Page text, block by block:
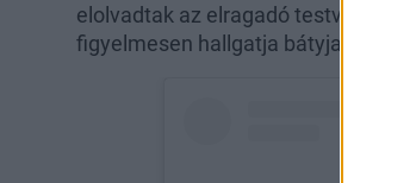
elolvadtak az elragadó testvéri
figyelmesen hallgatja bátyja